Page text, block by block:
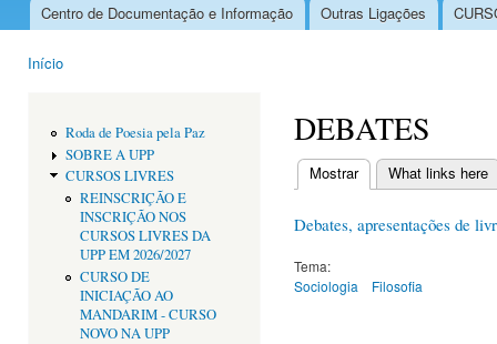
Menu principal
Centro de Documentação e Informação Outras Ligações
Início
Roda de Poesia pela Paz
SOBRE A UPP
CURSOS LIVRES
REINSCRIÇÃO E
INSCRIÇÃO NOS
CURSOS LIVRES DA
UPP EM 2026/2027
CURSO DE
INICIAÇÃO AO
MANDARIM - CURSO
NOVO NA UPP
DEBATES
Separadores
Mostrar(separador ativo)
What links here
Debates, apresentações de
Tema:
Sociologia
Filosofia